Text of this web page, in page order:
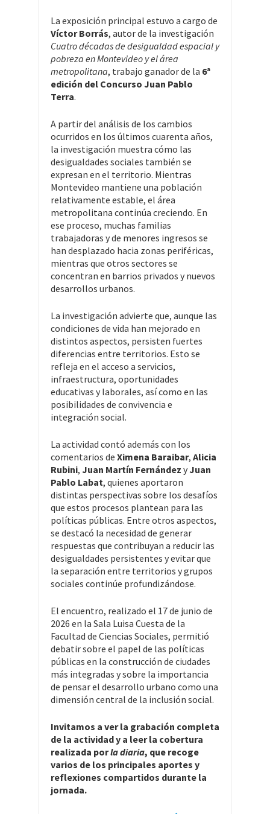
La exposición principal estuvo a cargo de
Víctor Borrás, autor de la investigación
Cuatro décadas de desigualdad espacial y
pobreza en Montevideo y el área
metropolitana, trabajo ganador de la 6ª
edición del Concurso Juan Pablo
Terra.
A partir del análisis de los cambios
ocurridos en los últimos cuarenta años,
la investigación muestra cómo las
desigualdades sociales también se
expresan en el territorio. Mientras
Montevideo mantiene una población
relativamente estable, el área
metropolitana continúa creciendo. En
ese proceso, muchas familias
trabajadoras y de menores ingresos se
han desplazado hacia zonas periféricas,
mientras que otros sectores se
concentran en barrios privados y nuevos
desarrollos urbanos.
La investigación advierte que, aunque las
condiciones de vida han mejorado en
distintos aspectos, persisten fuertes
diferencias entre territorios. Esto se
refleja en el acceso a servicios,
infraestructura, oportunidades
educativas y laborales, así como en las
posibilidades de convivencia e
integración social.
La actividad contó además con los
comentarios de Ximena Baraibar, Alicia
Rubini, Juan Martín Fernández yJuan
Pablo Labat, quienes aportaron
distintas perspectivas sobre los desafíos
que estos procesos plantean para las
políticas públicas. Entre otros aspectos,
se destacó la necesidad de generar
respuestas que contribuyan a reducir las
desigualdades persistentes y evitar que
la separación entre territorios y grupos
sociales continúe profundizándose.
El encuentro, realizado el 17 de junio de
2026 en la Sala Luisa Cuesta de la
Facultad de Ciencias Sociales, permitió
debatir sobre el papel de las políticas
públicas en la construcción de ciudades
más integradas y sobre la importancia
de pensar el desarrollo urbano como una
dimensión central de la inclusión social.
Invitamos a ver la grabación completa
de la actividad y a leer la cobertura
realizada porla diaria, que recoge
varios de los principales aportes y
reflexiones compartidos durante la
jornada.